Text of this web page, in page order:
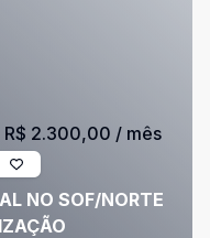
NO SOF/NORTE
R$ 2.300,00 / mês